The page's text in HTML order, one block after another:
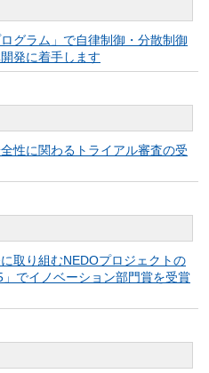
グラム」で自律制御・分散制御
発に着手します
性に関わるトライアル審査の受
取り組むNEDOプロジェクトの
でイノベーション部門賞を受賞